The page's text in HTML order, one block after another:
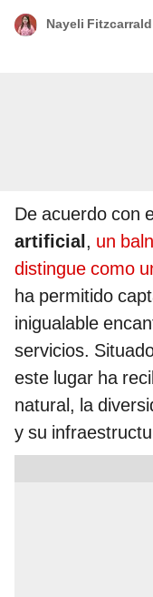
Nayeli Fitzcarrald
De acuerdo con
artificial, un
distingue como
ha permitido
inigualable
servicios.
este lugar ha
natural, la
y su